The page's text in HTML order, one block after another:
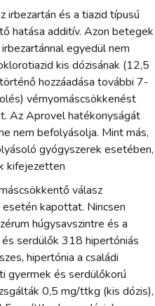
és a tiazid típusú
hatása additív. Azon betegek
egyedül nem
kis dózisának (12,5
hozzáadása további 7-
vérnyomáscsökkenést
Az Aprovel hatékonyságát
nem befolyásolja. Mint más,
gyógyszerek esetében,
kifejezetten
válasz
kapottat. Nincsen
húgysavszintre és a
serdülők 318 hipertóniás
hipertónia a családi
gyermek és serdülőkorú
0,5 mg/ttkg (kis dózis),